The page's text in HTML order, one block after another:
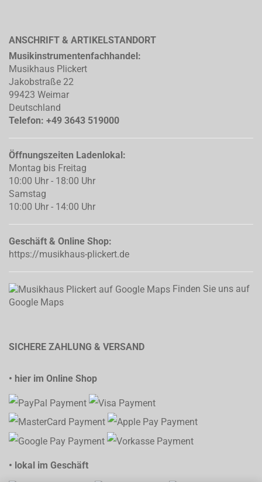
ANSCHRIFT & ARTIKELSTANDORT
Musikinstrumentenfachhandel:
Musikhaus Plickert
Jakobstraße 22
99423 Weimar
Deutschland
Telefon: +49 3643 519000
Öffnungszeiten Ladenlokal:
Montag bis Freitag
10:00 Uhr - 18:00 Uhr
Samstag
10:00 Uhr - 14:00 Uhr
Geschäft & Online Shop:
https://musikhaus-plickert.de
Finden Sie uns auf
Google Maps
SICHERE ZAHLUNG & VERSAND
• hier im Online Shop
• lokal im Geschäft